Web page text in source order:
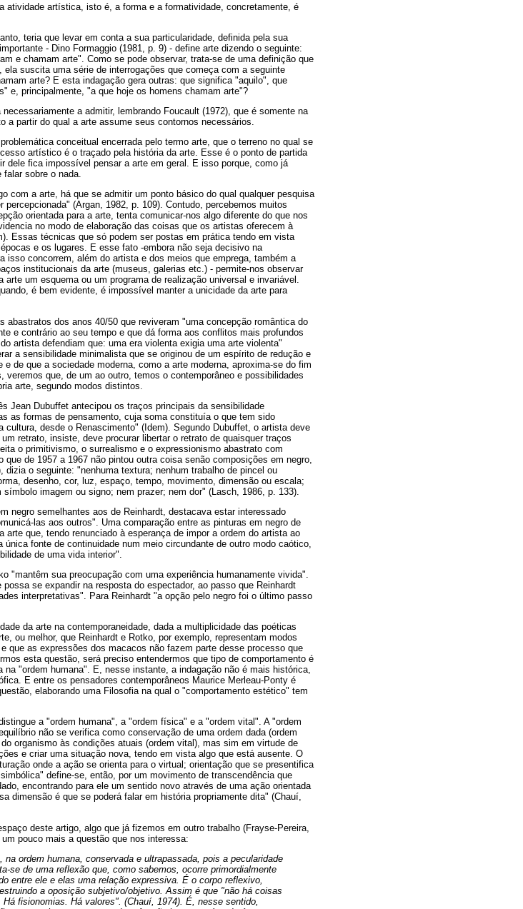
atividade artística, isto é, a forma e a formatividade, concretamente, é
teria que levar em conta a sua particularidade, definida pela sua
- Dino Formaggio (1981, p. 9) - define arte dizendo o seguinte:
e chamam arte". Como se pode observar, trata-se de uma definição que
suscita uma série de interrogações que começa com a seguinte
arte? E esta indagação gera outras: que significa "aquilo", que
e, principalmente, "a que hoje os homens chamam arte"?
a admitir, lembrando Foucault (1972), que é somente na
a partir do qual a arte assume seus contornos necessários.
conceitual encerrada pelo termo arte, que o terreno no qual se
artístico é o traçado pela história da arte. Esse é o ponto de partida
dele fica impossível pensar a arte em geral. E isso porque, como já
sobre o nada.
com a arte, há que se admitir um ponto básico do qual qualquer pesquisa
(Argan, 1982, p. 109). Contudo, percebemos muitos
orientada para a arte, tenta comunicar-nos algo diferente do que nos
no modo de elaboração das coisas que os artistas oferecem à
Essas técnicas que só podem ser postas em prática tendo em vista
e os lugares. E esse fato -embora não seja decisivo na
isso concorrem, além do artista e dos meios que emprega, também a
institucionais da arte (museus, galerias etc.) - permite-nos observar
um esquema ou um programa de realização universal e invariável.
é bem evidente, é impossível manter a unicidade da arte para
dos anos 40/50 que reviveram "uma concepção romântica do
e contrário ao seu tempo e que dá forma aos conflitos mais profundos
artista defendiam que: uma era violenta exigia uma arte violenta"
a sensibilidade minimalista que se originou de um espírito de redução e
de que a sociedade moderna, como a arte moderna, aproxima-se do fim
que, de um ao outro, temos o contemporâneo e possibilidades
arte, segundo modos distintos.
Jean Dubuffet antecipou os traços principais da sensibilidade
as formas de pensamento, cuja soma constituía o que tem sido
desde o Renascimento" (Idem). Segundo Dubuffet, o artista deve
retrato, insiste, deve procurar libertar o retrato de quaisquer traços
o primitivismo, o surrealismo e o expressionismo abastrato com
de 1957 a 1967 não pintou outra coisa senão composições em negro,
o seguinte: "nenhuma textura; nenhum trabalho de pincel ou
desenho, cor, luz, espaço, tempo, movimento, dimensão ou escala;
imagem ou signo; nem prazer; nem dor" (Lasch, 1986, p. 133).
negro semelhantes aos de Reinhardt, destacava estar interessado
las aos outros". Uma comparação entre as pinturas em negro de
que, tendo renunciado à esperança de impor a ordem do artista ao
fonte de continuidade num meio circundante de outro modo caótico,
de uma vida interior".
"mantêm sua preocupação com uma experiência humanamente vivida".
se expandir na resposta do espectador, ao passo que Reinhardt
interpretativas". Para Reinhardt "a opção pelo negro foi o último passo
da arte na contemporaneidade, dada a multiplicidade das poéticas
ou melhor, que Reinhardt e Rotko, por exemplo, representam modos
que as expressões dos macacos não fazem parte desse processo que
esta questão, será preciso entendermos que tipo de comportamento é
"ordem humana". E, nesse instante, a indagação não é mais histórica,
E entre os pensadores contemporâneos Maurice Merleau-Ponty é
elaborando uma Filosofia na qual o "comportamento estético" tem
a "ordem humana", a "ordem física" e a "ordem vital". A "ordem
não se verifica como conservação de uma ordem dada (ordem
organismo às condições atuais (ordem vital), mas sim em virtude de
e criar uma situação nova, tendo em vista algo que está ausente. O
onde a ação se orienta para o virtual; orientação que se presentifica
define-se, então, por um movimento de transcendência que
encontrando para ele um sentido novo através de uma ação orientada
dimensão é que se poderá falar em história propriamente dita" (Chauí,
deste artigo, algo que já fizemos em outro trabalho (Frayse-Pereira,
pouco mais a questão que nos interessa:
ordem humana, conservada e ultrapassada, pois a pecularidade
se de uma reflexão que, como sabemos, ocorre primordialmente
entre ele e elas uma relação expressiva. É o corpo reflexivo,
a oposição subjetivo/objetivo. Assim é que "não há coisas
fisionomias. Há valores". (Chauí, 1974). É, nesse sentido,